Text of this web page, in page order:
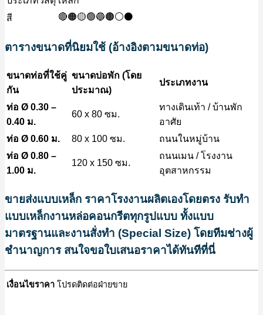
สี
🔴🟠🟡🟢🔵🟤⚪⚫
ตารางขนาดที่นิยมใช้ (อ้างอิงตามขนาดท่อ)
ขนาดท่อที่ใช้คู่
กัน
ขนาดบ่อพัก (โดย
ประมาณ)
ประเภทงาน
ท่อ Ø 0.30 –
0.40 ม.
60 x 80 ซม.
ทางเดินเท้า / บ้านพัก
อาศัย
ท่อ Ø 0.60 ม.
80 x 100 ซม.
ถนนในหมู่บ้าน
ท่อ Ø 0.80 –
1.00 ม.
120 x 150 ซม.
ถนนเมน / โรงงาน
อุตสาหกรรม
ขายส่งแบบเหล็ก ราคาโรงงานผลิตเองโดยตรง รับทำ
แบบเหล็กงานหล่อคอนกรีตทุกรูปแบบ ทั้งแบบ
มาตรฐานและงานสั่งทำ (Special Size) โดยทีมช่างผู้
ชำนาญการ สนใจขอใบเสนอราคาได้ทันทีที่นี่
เงื่อนไขราคา โปรดติดต่อฝ่ายขาย